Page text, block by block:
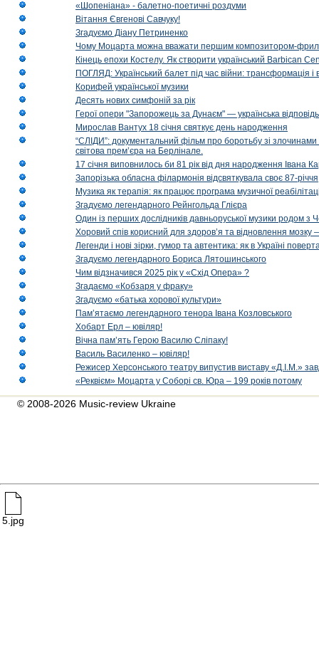
«Шопеніана» - балетно-поетичні роздуми
Вітання Євгенові Савчуку!
Згадуємо Діану Петриненко
Чому Моцарта можна вважати першим композитором-
Кінець епохи Костелу. Як створити український Barbican
ПОГЛЯД: Український балет під час війни: трансформація і
Корифей української музики
Десять нових симфоній за рік
Герої опери "Запорожець за Дунаєм" — українська
Мирослав Вантух 18 січня святкує день народження
“СЛІДИ”: документальний фільм про боротьбу зі
світова прем’єра на Берлінале.
17 січня виповнилось би 81 рік від дня народження Івана
Запорізька обласна філармонія відсвяткувала своє 87-річчя
Музика як терапія: як працює програма музичної
Згадуємо легендарного Рейнгольда Глієра
Один із перших дослідників давньоруської музики родом з
Хоровий спів корисний для здоров’я та відновлення мозку
Легенди і нові зірки, гумор та автентика: як в Україні
Згадуємо легендарного Бориса Лятошинського
Чим відзначився 2025 рік у «Схід Опера» ?
Згадаємо «Кобзаря у фраку»
Згадуємо «батька хорової культури»
Пам’ятаємо легендарного тенора Івана Козловського
Хобарт Ерл – ювіляр!
Вічна пам’ять Герою Василю Сліпаку!
Василь Василенко – ювіляр!
Режисер Херсонського театру випустив виставу «Д.І.М.»
«Реквієм» Моцарта у Соборі св. Юра – 199 років потому
© 2008-2026 Music-review Ukraine
5.jpg